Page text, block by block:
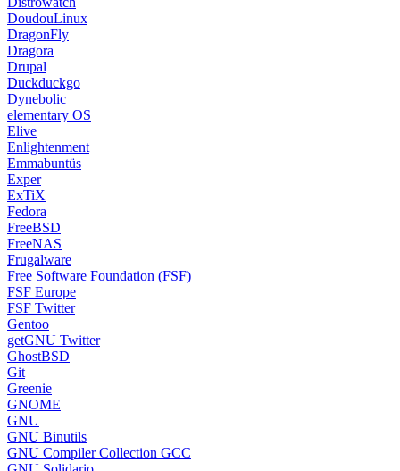
DoudouLinux
DragonFly
Dragora
Drupal
Duckduckgo
Dynebolic
elementary OS
Elive
Enlightenment
Emmabuntüs
Exper
ExTiX
Fedora
FreeBSD
FreeNAS
Frugalware
Free Software Foundation (FSF)
FSF Europe
FSF Twitter
Gentoo
getGNU Twitter
GhostBSD
Git
Greenie
GNOME
GNU
GNU Binutils
GNU Compiler Collection GCC